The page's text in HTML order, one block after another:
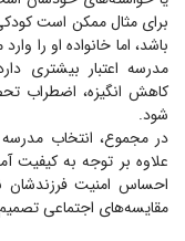
برای مثال ممکن است
باشد، اما خانواده او را
مدرسه اعتبار بیشتری
کاهش انگیزه، اضطراب
شود.
در مجموع، انتخاب
علاوه بر توجه به
احساس امنیت فرزندشان
مقایسه‌های اجتماعی